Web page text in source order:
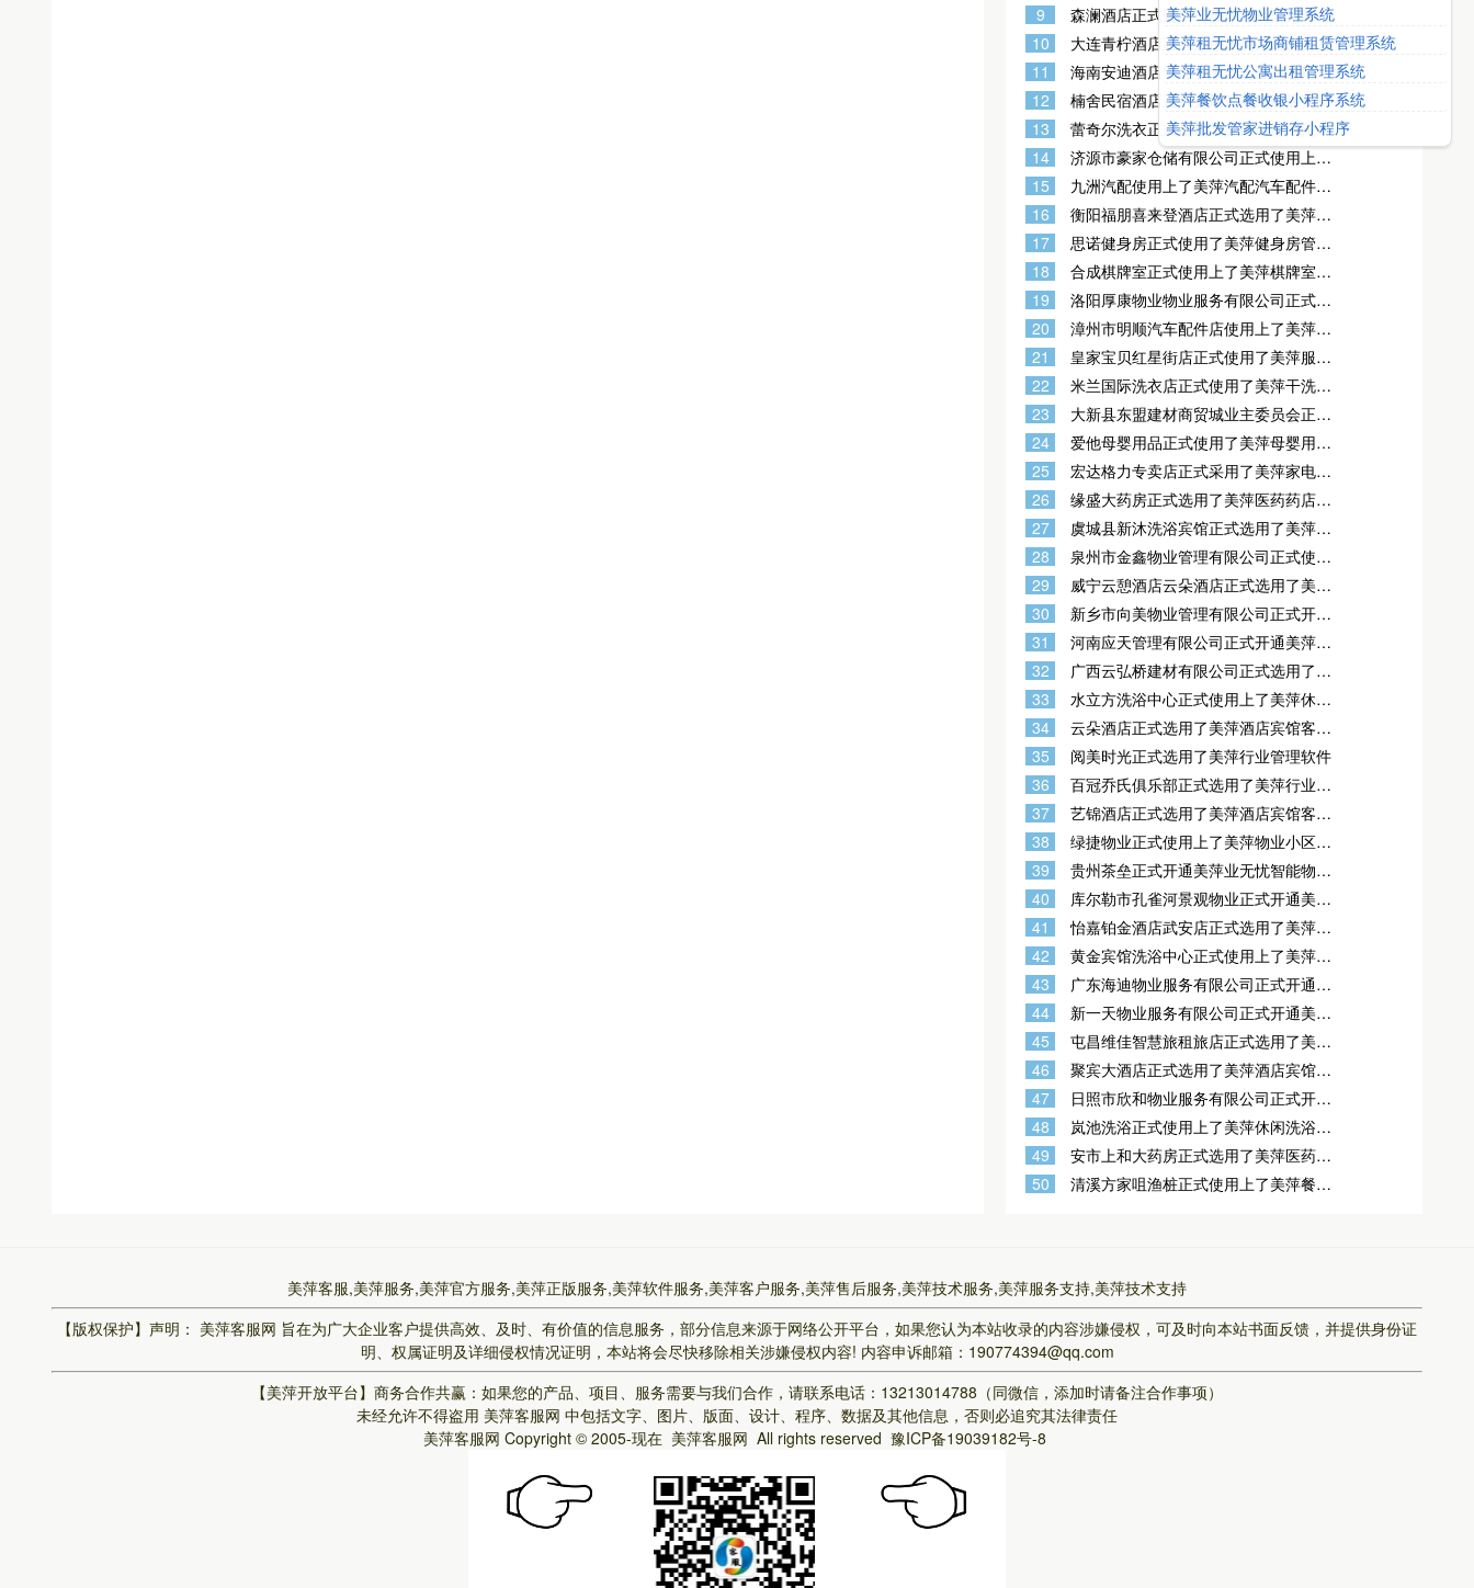
9
森澜酒店正式选用了美萍酒店宾馆客房
管理系统
10
大连青柠酒店正式选用了美萍酒店宾馆
客房管理系统
11
海南安迪酒店管理有限公司正式选用了
美萍酒店宾馆客房管理系统
12
楠舍民宿酒店正式选用了美萍酒店宾馆
客房管理系统
13
蕾奇尔洗衣正式使用了美萍干洗店洗衣
店管理软件
14
济源市豪家仓储有限公司正式使用上了
美萍库存管理软件
15
九洲汽配使用上了美萍汽配汽车配件进
销存管理软件
16
衡阳福朋喜来登酒店正式选用了美萍酒
店宾馆客房管理系统
17
思诺健身房正式使用了美萍健身房管理
系统
18
合成棋牌室正式使用上了美萍棋牌室管
理软件
19
洛阳厚康物业物业服务有限公司正式开
通美萍业无忧智能物业收费管理系统
20
漳州市明顺汽车配件店使用上了美萍汽
配汽车配件进销存管理软件
21
皇家宝贝红星街店正式使用了美萍服装
店会员收银管理软件
22
米兰国际洗衣店正式使用了美萍干洗店
洗衣店管理软件
23
大新县东盟建材商贸城业主委员会正式
使用上了美萍物业小区收费管理软件
24
爱他母婴用品正式使用了美萍母婴用品
会员管理软件
25
宏达格力专卖店正式采用了美萍家电销
售批发零售管理软件
26
缘盛大药房正式选用了美萍医药药店销
售管理软件
27
虞城县新沐洗浴宾馆正式选用了美萍酒
店宾馆客房管理系统
28
泉州市金鑫物业管理有限公司正式使用
上了美萍物业小区收费管理软件
29
威宁云憩酒店云朵酒店正式选用了美萍
酒店宾馆客房管理系统
30
新乡市向美物业管理有限公司正式开通
美萍业无忧智能物业收费管理系统
31
河南应天管理有限公司正式开通美萍业
无忧智能物业收费管理系统
32
广西云弘桥建材有限公司正式选用了美
萍商业进销存管理软件
33
水立方洗浴中心正式使用上了美萍休闲
洗浴管理软件
34
云朵酒店正式选用了美萍酒店宾馆客房
管理系统
35
阅美时光正式选用了美萍行业管理软件
36
百冠乔氏俱乐部正式选用了美萍行业管
理软件
37
艺锦酒店正式选用了美萍酒店宾馆客房
管理系统
38
绿捷物业正式使用上了美萍物业小区收
费管理软件
39
贵州茶垒正式开通美萍业无忧智能物业
收费管理系统
40
库尔勒市孔雀河景观物业正式开通美萍
业无忧智能物业收费管理系统
41
怡嘉铂金酒店武安店正式选用了美萍酒
店宾馆客房管理系统
42
黄金宾馆洗浴中心正式使用上了美萍休
闲洗浴管理软件
43
广东海迪物业服务有限公司正式开通美
萍业无忧智能物业收费管理系统
44
新一天物业服务有限公司正式开通美萍
业无忧智能物业收费管理系统
45
屯昌维佳智慧旅租旅店正式选用了美萍
酒店宾馆客房管理系统
46
聚宾大酒店正式选用了美萍酒店宾馆客
房管理系统
47
日照市欣和物业服务有限公司正式开通
美萍业无忧智能物业收费管理系统
48
岚池洗浴正式使用上了美萍休闲洗浴管
理软件
49
安市上和大药房正式选用了美萍医药药
店销售管理软件
50
清溪方家咀渔桩正式使用上了美萍餐饮
美萍客服,美萍服务,美萍官方服务,美萍正版服务,美萍软件服务,美萍客户服务,美萍售后服务,美萍技术服务,美萍服务支持,美萍技术支持
【版权保护】声明： 美萍客服网 旨在为广大企业客户提供高效、及时、有价值的信息服务，部分信息来源于网络公开平台，如果您认为本站收录的内容涉嫌侵权，可及时向本站书面反馈，并提供身份证
明、权属证明及详细侵权情况证明，本站将会尽快移除相关涉嫌侵权内容! 内容申诉邮箱：190774394@qq.com
【美萍开放平台】 商务合作共赢：如果您的产品、项目、服务需要与我们合作，请联系电话：13213014788（同微信，添加时请备注合作事项）
未经允许不得盗用 美萍客服网 中包括文字、图片、版面、设计、程序、数据及其他信息，否则必追究其法律责任
美萍客服网 Copyright © 2005-现在 美萍客服网 All rights reserved 豫ICP备19039182号-8
美萍业无忧物业管理系统
美萍租无忧市场商铺租赁管理系统
美萍租无忧公寓出租管理系统
美萍餐饮点餐收银小程序系统
美萍批发管家进销存小程序